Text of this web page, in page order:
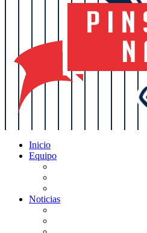
Inicio
Equipo
Noticias